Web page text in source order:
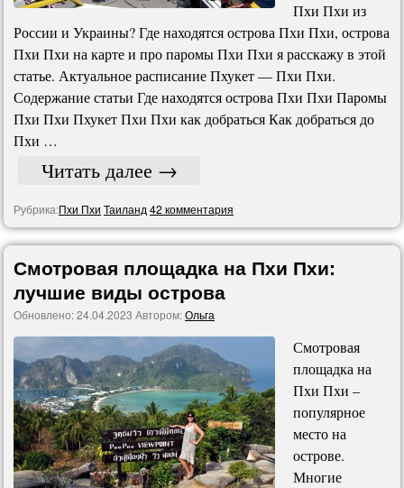
Пхи Пхи из
России и Украины? Где находятся острова Пхи Пхи, острова
Пхи Пхи на карте и про паромы Пхи Пхи я расскажу в этой
статье. Актуальное расписание Пхукет — Пхи Пхи.
Содержание статьи Где находятся острова Пхи Пхи Паромы
Пхи Пхи Пхукет Пхи Пхи как добраться Как добраться до
Пхи …
Читать далее →
Рубрика:Пхи Пхи Таиланд 42 комментария
Смотровая площадка на Пхи Пхи:
лучшие виды острова
Обновлено:24.04.2023 Автором:Ольга
Смотровая
площадка на
Пхи Пхи –
популярное
место на
острове.
Многие